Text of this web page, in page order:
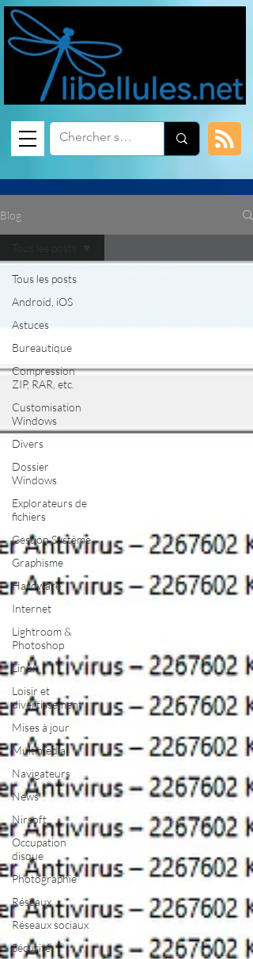
Blog
Tous les posts
Android, iOS
Astuces
Bureautique
Compression
ZIP, RAR, etc.
Customisation
Windows
Divers
Dossier
Windows
Explorateurs de
fichiers
Gestion Système
Graphisme
Hardware
Internet
Lightroom &
Photoshop
Linux
Loisir et
divertissement
Mises à jour
Multimedia
Navigateurs
News
Nirsoft
Occupation
disque
Photographie
Réseaux
Réseaux sociaux
Sécurité